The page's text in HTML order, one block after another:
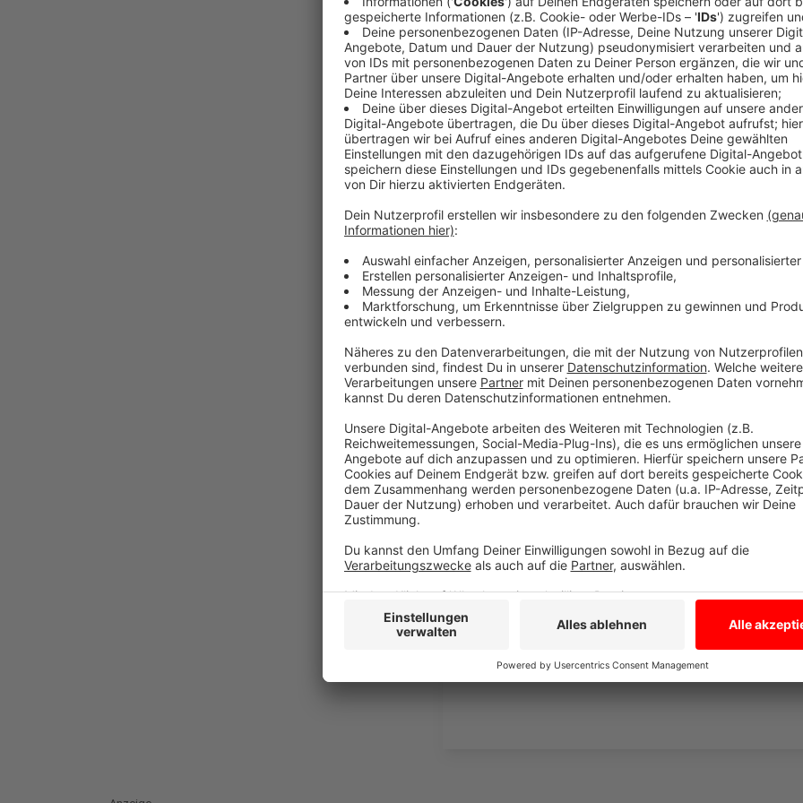
Anzeige
Comedy
Elvis Eifel - Der Podcast:
Anzeige
Vorstellen brauchen wir ihn euch nicht. Seit 2003
seine Späße am Telefon mit seinen Hörerinnen und
müssen am Ende mit lachen - wenn auch nicht
bekommen könnt, ist Elvis nun unter die Podcaster
die Uhr zur Verfügung. Hier bekommt Ihr außerdem
Telefonate in längerer Version. Elvis wird sich mit
Telefonate aus den letzten zwei Jahrzehnten
ergangen ist und wobei er selbst mal ins
und bitte nicht erschrecken, wenn dabei das
Eifel dran sein.
Anzeige